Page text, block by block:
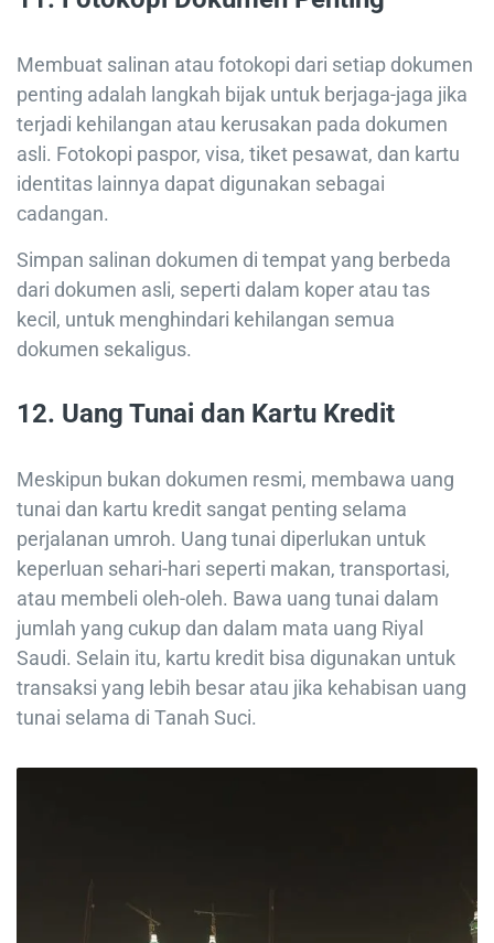
Membuat salinan atau fotokopi dari setiap dokumen
penting adalah langkah bijak untuk berjaga-jaga jika
terjadi kehilangan atau kerusakan pada dokumen
asli. Fotokopi paspor, visa, tiket pesawat, dan kartu
identitas lainnya dapat digunakan sebagai
cadangan.
Simpan salinan dokumen di tempat yang berbeda
dari dokumen asli, seperti dalam koper atau tas
kecil, untuk menghindari kehilangan semua
dokumen sekaligus.
12. Uang Tunai dan Kartu Kredit
Meskipun bukan dokumen resmi, membawa uang
tunai dan kartu kredit sangat penting selama
perjalanan umroh. Uang tunai diperlukan untuk
keperluan sehari-hari seperti makan, transportasi,
atau membeli oleh-oleh. Bawa uang tunai dalam
jumlah yang cukup dan dalam mata uang Riyal
Saudi. Selain itu, kartu kredit bisa digunakan untuk
transaksi yang lebih besar atau jika kehabisan uang
tunai selama di Tanah Suci.